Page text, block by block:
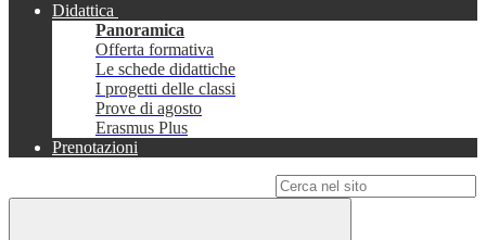
Didattica
Panoramica
Offerta formativa
Le schede didattiche
I progetti delle classi
Prove di agosto
Erasmus Plus
Prenotazioni